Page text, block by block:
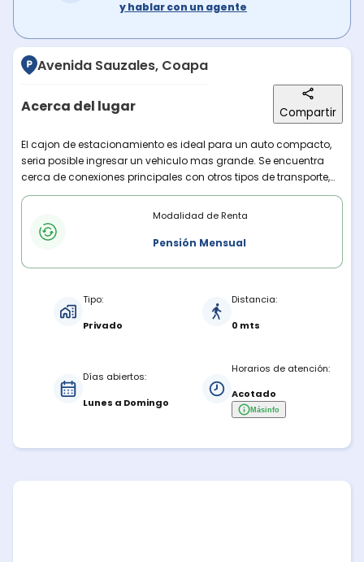
y hablar con un agente
Avenida Sauzales, Coapa
Acerca del lugar Compartir
Descripción del lugar
El cajon de estacionamiento es ideal para un auto compacto,
seria posible ingresar un vehiculo mas grande. Se encuentra
cerca de conexiones principales con otros tipos de transporte,
consultorios medicos y plazas ubicadas al sur.
Modalidades de rentaModalidad de Renta
Pensión Mensual
Tipo:
Privado
Distancia:
0 mts
Días abiertos:
Lunes a Domingo
Horarios de atención:
Acotado
Másinfo